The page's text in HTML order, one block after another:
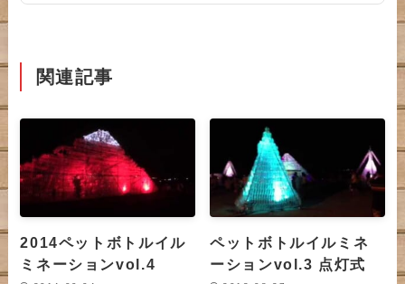
関連記事
2014ペットボトルイル
ミネーションvol.4
ペットボトルイルミネ
ーションvol.3 点灯式